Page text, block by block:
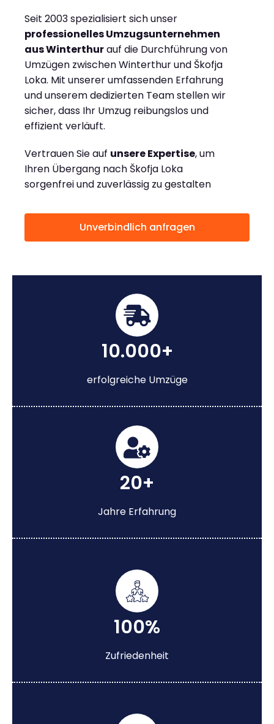
Seit 2003 spezialisiert sich unser
professionelles Umzugsunternehmen
aus Winterthurauf die Durchführung von
Umzügen zwischen Winterthur und Škofja
Loka. Mit unserer umfassenden Erfahrung
und unserem dedizierten Team stellen wir
sicher, dass Ihr Umzug reibungslos und
effizient verläuft.
Vertrauen Sie auf unsere Expertise, um
Ihren Übergang nach Škofja Loka
sorgenfrei und zuverlässig zu gestalten
Unverbindlich anfragen
10.000+
erfolgreiche Umzüge
20+
Jahre Erfahrung
100%
Zufriedenheit